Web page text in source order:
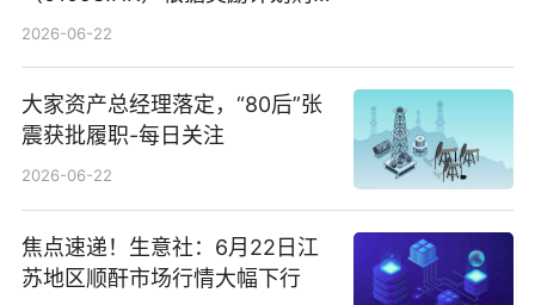
回580万股
2026-06-22
大家资产总经理落定，“80后”张
震获批履职-每日关注
2026-06-22
焦点速递！生意社：6月22日江
苏地区顺酐市场行情大幅下行